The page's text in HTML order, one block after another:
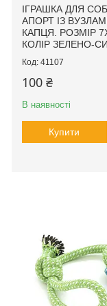
ІГРАШКА ДЛЯ
АПОРТ ІЗ
КАПЦЯ. РОЗМІР
КОЛІР ЗЕЛЕНО-
41107
100 ₴
В наявності
Купити